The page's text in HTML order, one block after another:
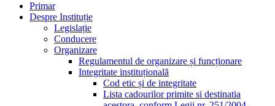
Primar
Despre Instituție
Legislație
Conducere
Organizare
Regulamentul de organizare și funcționare
Integritate instituțională
Cod etic și de integritate
Lista cadourilor primite si destinatia